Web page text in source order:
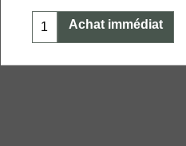
Achat immédiat